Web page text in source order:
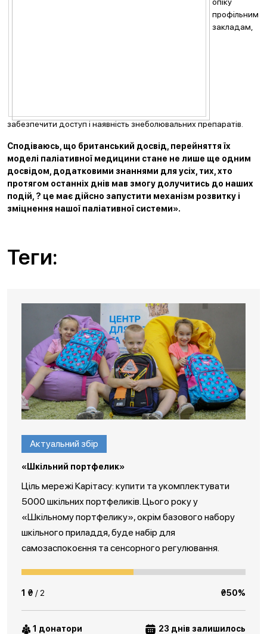
профільним
закладам,
забезпечити доступ і наявність знеболювальних препаратів.
Сподіваюсь, що британський досвід, перейняття їх
моделі паліативної медицини стане не лише ще одним
досвідом, додатковими знаннями для усіх, тих, хто
протягом останніх днів мав змогу долучитись до наших
подій, ? це має дійсно запустити механізм розвитку і
зміцнення нашої паліативної системи».
Теги:
Актуальний збір
«Шкільний портфелик»
Ціль мережі Карітасу: купити та укомплектувати
5000 шкільних портфеликів. Цього року у
«Шкільному портфелику», окрім базового набору
шкільного приладдя, буде набір для
самозаспокоєння та сенсорного регулювання.
1 ₴ / 2 ₴50%
1 донатори 23 днів залишилось